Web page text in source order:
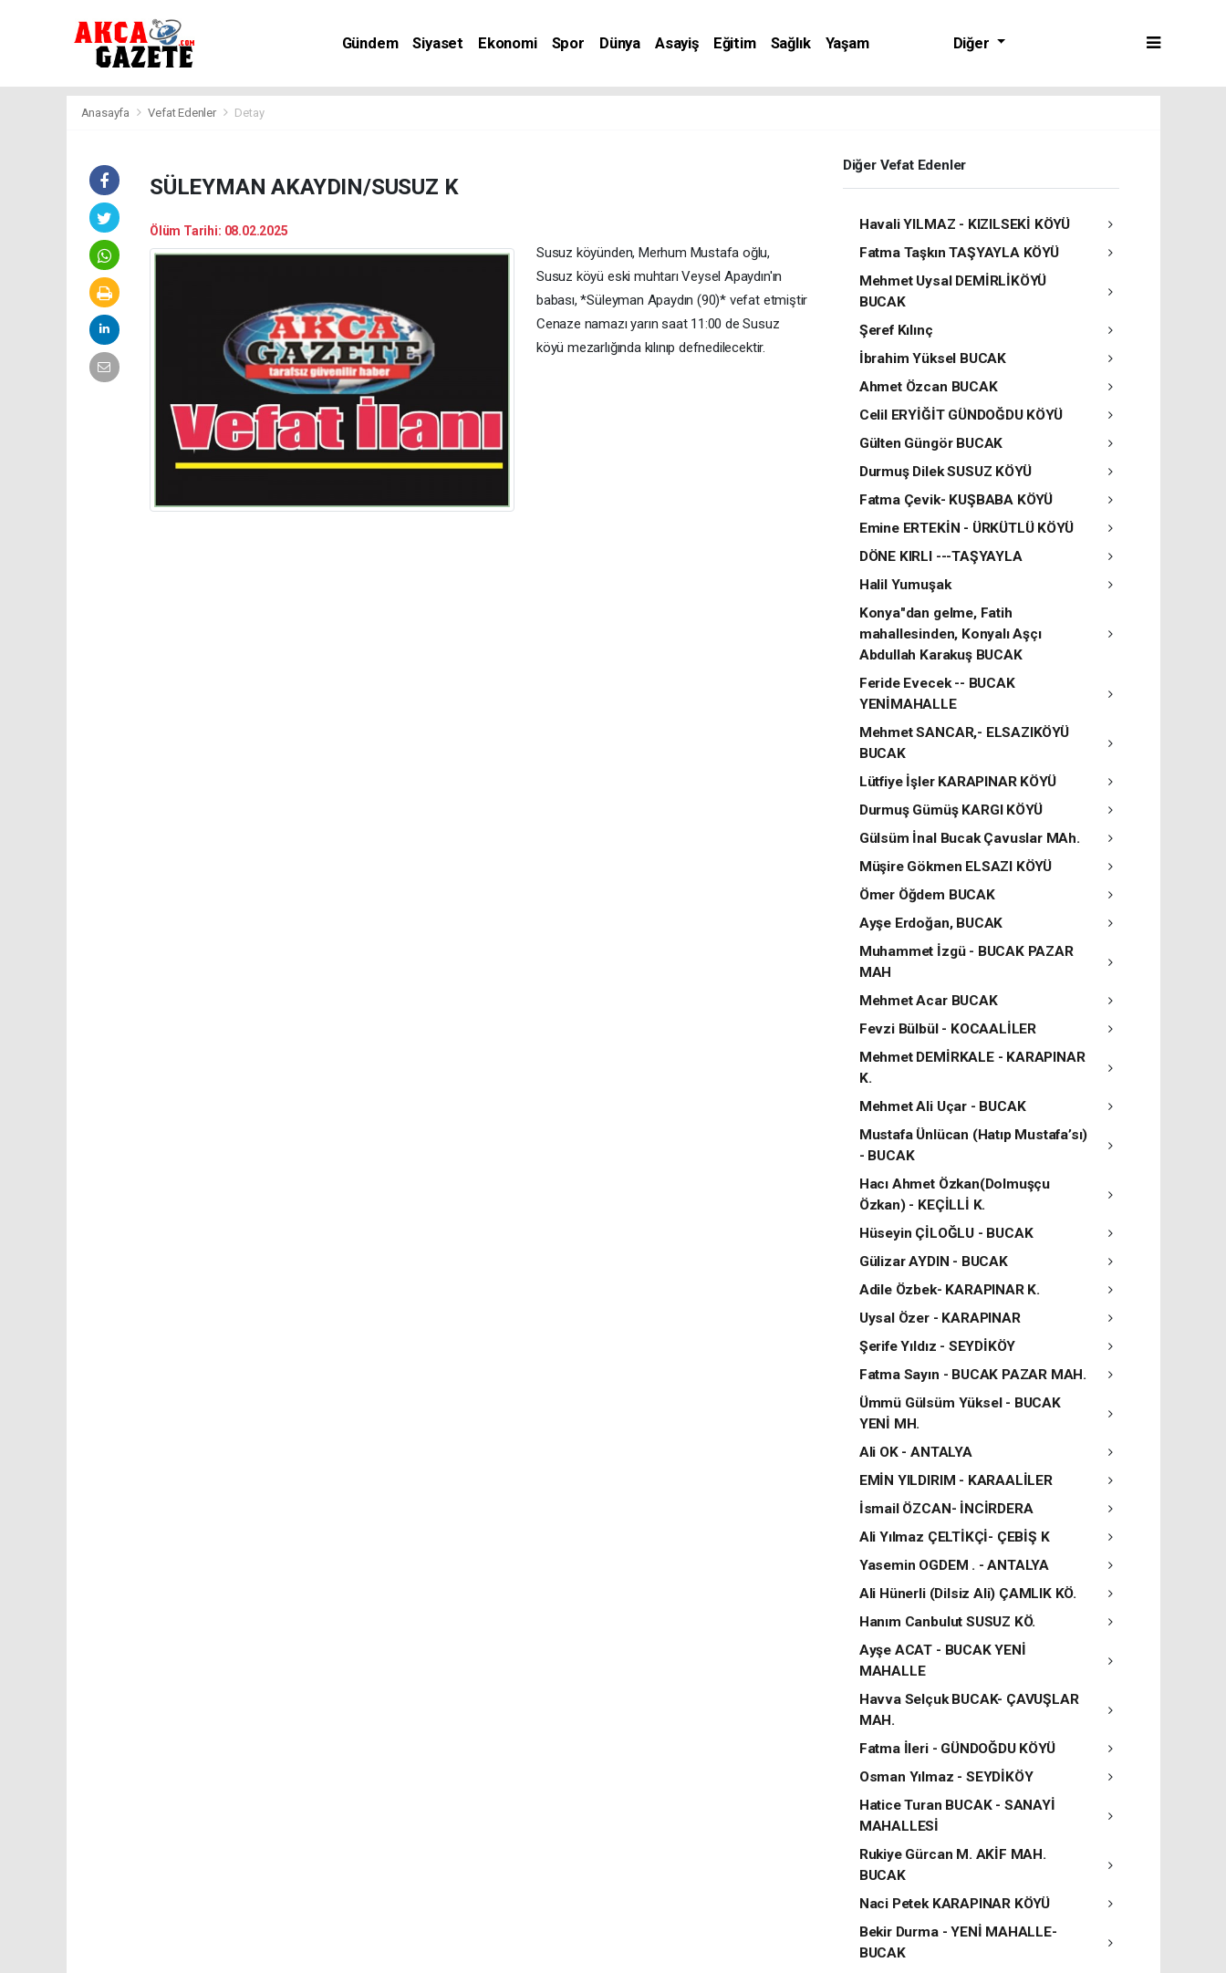
Gündem Siyaset Ekonomi Spor Dünya Asayiş Eğitim Sağlık
Yaşam
Diğer
Anasayfa Vefat Edenler Detay
SÜLEYMAN AKAYDIN/SUSUZ K
Ölüm Tarihi: 08.02.2025
Susuz köyünden, Merhum Mustafa oğlu,
Susuz köyü eski muhtarı Veysel Apaydın'ın
babası, *Süleyman Apaydın (90)* vefat etmiştir
Cenaze namazı yarın saat 11:00 de Susuz
köyü mezarlığında kılınıp defnedilecektir.
Diğer Vefat Edenler
Havali YILMAZ - KIZILSEKİ KÖYÜ
Fatma Taşkın TAŞYAYLA KÖYÜ
Mehmet Uysal DEMİRLİKÖYÜ
BUCAK
Şeref Kılınç
İbrahim Yüksel BUCAK
Ahmet Özcan BUCAK
Celil ERYİĞİT GÜNDOĞDU KÖYÜ
Gülten Güngör BUCAK
Durmuş Dilek SUSUZ KÖYÜ
Fatma Çevik- KUŞBABA KÖYÜ
Emine ERTEKİN - ÜRKÜTLÜ KÖYÜ
DÖNE KIRLI ---TAŞYAYLA
Halil Yumuşak
Konya"dan gelme, Fatih
mahallesinden, Konyalı Aşçı
Abdullah Karakuş BUCAK
Feride Evecek -- BUCAK
YENİMAHALLE
Mehmet SANCAR,- ELSAZIKÖYÜ
BUCAK
Lütfiye İşler KARAPINAR KÖYÜ
Durmuş Gümüş KARGI KÖYÜ
Gülsüm İnal Bucak Çavuslar MAh.
Müşire Gökmen ELSAZI KÖYÜ
Ömer Öğdem BUCAK
Ayşe Erdoğan, BUCAK
Muhammet İzgü - BUCAK PAZAR
MAH
Mehmet Acar BUCAK
Fevzi Bülbül - KOCAALİLER
Mehmet DEMİRKALE - KARAPINAR
K.
Mehmet Ali Uçar - BUCAK
Mustafa Ünlücan (Hatıp Mustafa’sı)
- BUCAK
Hacı Ahmet Özkan(Dolmuşçu
Özkan) - KEÇİLLİ K.
Hüseyin ÇİLOĞLU - BUCAK
Gülizar AYDIN - BUCAK
Adile Özbek- KARAPINAR K.
Uysal Özer - KARAPINAR
Şerife Yıldız - SEYDİKÖY
Fatma Sayın - BUCAK PAZAR MAH.
Ümmü Gülsüm Yüksel - BUCAK
YENİ MH.
Ali OK - ANTALYA
EMİN YILDIRIM - KARAALİLER
İsmail ÖZCAN- İNCİRDERA
Ali Yılmaz ÇELTİKÇİ- ÇEBİŞ K
Yasemin OGDEM . - ANTALYA
Ali Hünerli (Dilsiz Ali) ÇAMLIK KÖ.
Hanım Canbulut SUSUZ KÖ.
Ayşe ACAT - BUCAK YENİ
MAHALLE
Havva Selçuk BUCAK- ÇAVUŞLAR
MAH.
Fatma İleri - GÜNDOĞDU KÖYÜ
Osman Yılmaz - SEYDİKÖY
Hatice Turan BUCAK - SANAYİ
MAHALLESİ
Rukiye Gürcan M. AKİF MAH.
BUCAK
Naci Petek KARAPINAR KÖYÜ
Bekir Durma - YENİ MAHALLE-
BUCAK